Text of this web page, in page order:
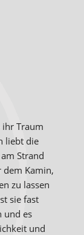
ihr Traum
liebt die
Strand
dem Kamin,
zu lassen
sie fast
und es
und